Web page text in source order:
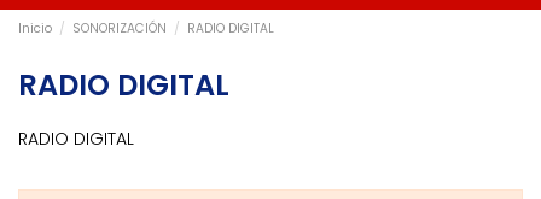
Inicio SONORIZACIÓN RADIO DIGITAL
RADIO DIGITAL
RADIO DIGITAL